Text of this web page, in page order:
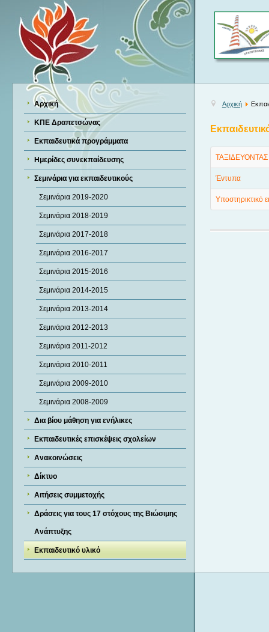
Αρχική
ΚΠΕ Δραπετσώνας
Εκπαιδευτικά προγράμματα
Ημερίδες συνεκπαίδευσης
Σεμινάρια για εκπαιδευτικούς
Σεμινάρια 2019-2020
Σεμινάρια 2018-2019
Σεμινάρια 2017-2018
Σεμινάρια 2016-2017
Σεμινάρια 2015-2016
Σεμινάρια 2014-2015
Σεμινάρια 2013-2014
Σεμινάρια 2012-2013
Σεμινάρια 2011-2012
Σεμινάρια 2010-2011
Σεμινάρια 2009-2010
Σεμινάρια 2008-2009
Δια βίου μάθηση για ενήλικες
Εκπαιδευτικές επισκέψεις σχολείων
Ανακοινώσεις
Δίκτυο
Αιτήσεις συμμετοχής
Δράσεις για τους 17 στόχους της Βιώσιμης
Ανάπτυξης
Εκπαιδευτικό υλικό
Αρχική
Έντυπα
Υποστηρικτικό